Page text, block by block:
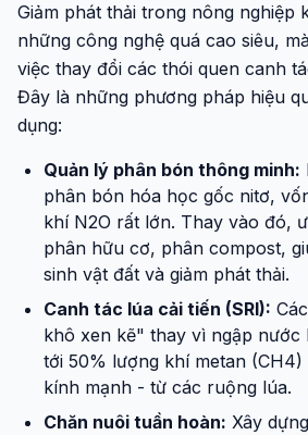
Giảm phát thải trong nông nghiệp
những công nghệ quá cao siêu,
việc thay đổi các thói quen canh
Đây là những phương pháp hiệu
dụng:
Quản lý phân bón thông minh:
phân bón hóa học gốc nitơ,
khí N2O rất lớn. Thay vào đó,
phân hữu cơ, phân compost,
sinh vật đất và giảm phát thải.
Canh tác lúa cải tiến (SRI):
khô xen kẽ" thay vì ngập nước
tới 50% lượng khí metan
kính mạnh - từ các ruộng lúa.
Chăn nuôi tuần hoàn: Xây